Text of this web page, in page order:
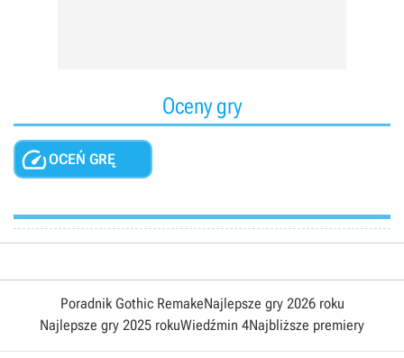
Oceny gry
OCEŃ GRĘ
Poradnik Gothic RemakeNajlepsze gry 2026 roku
Najlepsze gry 2025 rokuWiedźmin 4Najbliższe premiery